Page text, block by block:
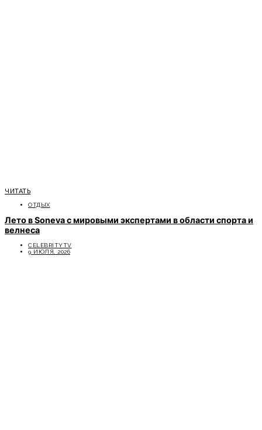
ЧИТАТЬ
ОТДЫХ
Лето в Soneva с мировыми экспертами в области спорта и
велнеса
CELEBRITYTV
9 ИЮЛЯ, 2026